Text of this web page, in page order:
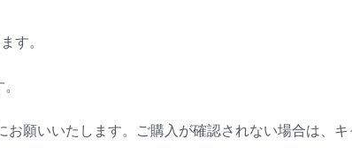
す。
願いいたします。ご購入が確認されない場合は、